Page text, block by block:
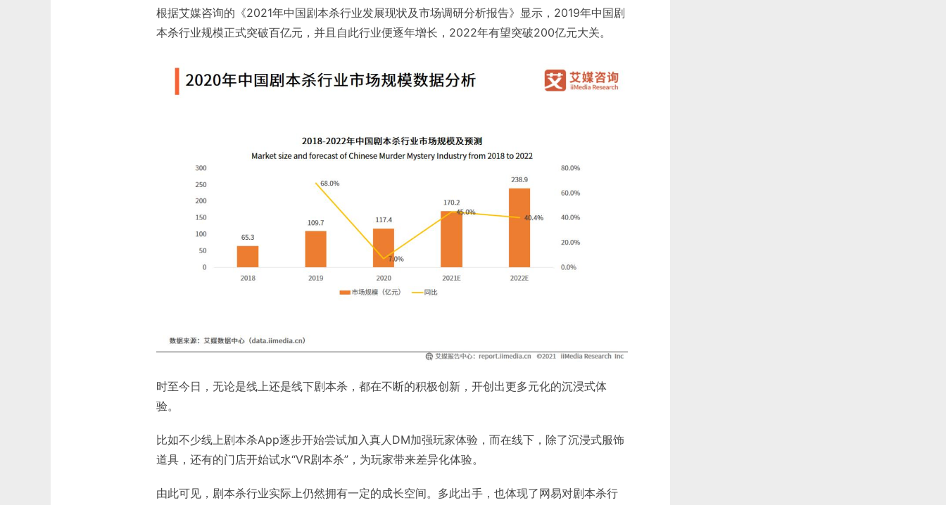
根据艾媒咨询的《2021年中国剧本杀行业发展现状及市场调研分析报告》显示，2019年中国剧
本杀行业规模正式突破百亿元，并且自此行业便逐年增长，2022年有望突破200亿元大关。
时至今日，无论是线上还是线下剧本杀，都在不断的积极创新，开创出更多元化的沉浸式体
验。
比如不少线上剧本杀App逐步开始尝试加入真人DM加强玩家体验，而在线下，除了沉浸式服饰
道具，还有的门店开始试水“VR剧本杀”，为玩家带来差异化体验。
由此可见，剧本杀行业实际上仍然拥有一定的成长空间。多此出手，也体现了网易对剧本杀行